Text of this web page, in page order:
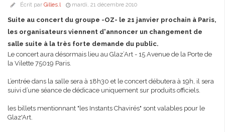
Écrit par Gilles.l mardi, 21 décembre 2010
Suite au concert du groupe -OZ- le 21 janvier prochain à Paris,
les organisateurs viennent d'annoncer un changement de
salle suite à la très forte demande du public.
Le concert aura désormais lieu au Glaz’Art - 15 Avenue de la Porte de
la Vilette 75019 Paris.
L’entrée dans la salle sera à 18h30 et le concert débutera à 19h, il sera
suivi d’une séance de dédicace uniquement sur produits officiels.
les billets mentionnant "les Instants Chavirés" sont valables pour le
Glaz'Art.